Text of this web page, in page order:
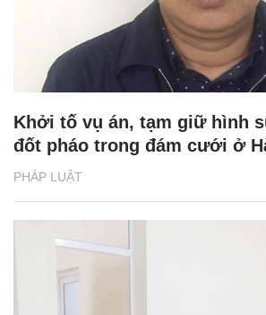
PHÁP LUẬT
Khởi tố vụ án, tạm giữ hình
đốt pháo trong đám cưới ở